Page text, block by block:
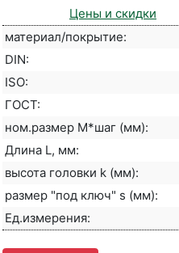
Цены и скидки
материал/покрытие:
DIN:
ISO:
ГОСТ:
ном.размер М*шаг (мм):
Длина L, мм:
высота головки k (мм):
размер "под ключ" s (мм):
Ед.измерения: